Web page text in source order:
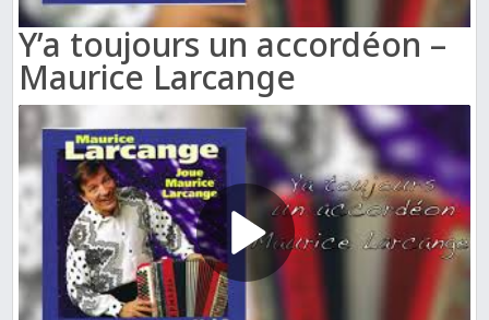
Y’a toujours un accordéon –
Maurice Larcange